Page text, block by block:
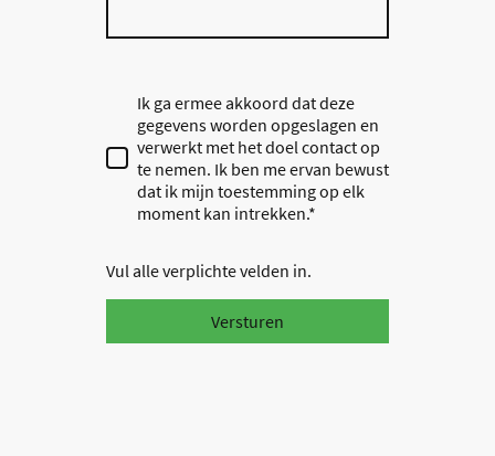
Ik ga ermee akkoord dat deze
gegevens worden opgeslagen en
verwerkt met het doel contact op
te nemen. Ik ben me ervan bewust
dat ik mijn toestemming op elk
moment kan intrekken.*
Vul alle verplichte velden in.
Versturen